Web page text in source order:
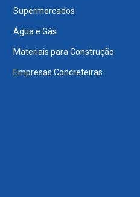
Supermercados
Água e Gás
Materiais para Construção
Empresas Concreteiras